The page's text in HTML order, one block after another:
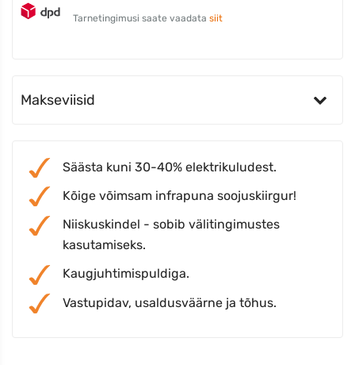
Tarnetingimusi saate vaadata siit
Makseviisid
Säästa kuni 30-40% elektrikuludest.
Kõige võimsam infrapuna soojuskiirgur!
Niiskuskindel - sobib välitingimustes
kasutamiseks.
Kaugjuhtimispuldiga.
Vastupidav, usaldusväärne ja tõhus.